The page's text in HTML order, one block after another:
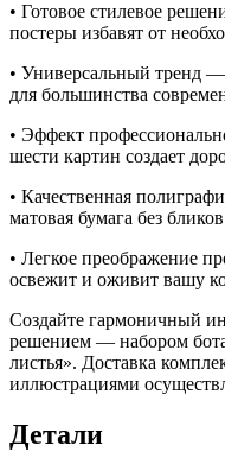
• Готовое стилевое
постеры избавят от
• Универсальный тренд —
для большинства
• Эффект
шести картин создает
• Качественная
матовая бумага без
• Легкое преображение
освежит и оживит вашу
Создайте гармоничный
решением — набором
листья». Доставка
иллюстрациями
Детали